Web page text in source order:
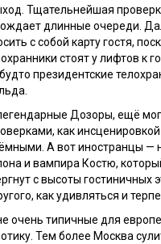
Тщательнейшая
длинные очереди.
с собой карту гостя,
стоят у лифтов к
президентские
Дозоры, ещё
как инсценировкой
А вот иностранцы —
и вампира Костю,
с высоты гостиничных
как удивляться и
очень типичные для
Тем более Москва